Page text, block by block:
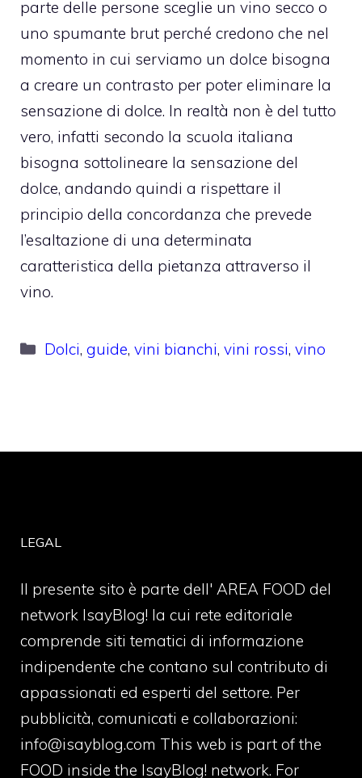
parte delle persone sceglie un vino secco o
uno spumante brut perché credono che nel
momento in cui serviamo un dolce bisogna
a creare un contrasto per poter eliminare la
sensazione di dolce. In realtà non è del tutto
vero, infatti secondo la scuola italiana
bisogna sottolineare la sensazione del
dolce, andando quindi a rispettare il
principio della concordanza che prevede
l’esaltazione di una determinata
caratteristica della pietanza attraverso il
vino.
Categorie
Dolci,guide,vini bianchi,vini rossi,vino
LEGAL
Il presente sito è parte dell' AREA FOOD del
network IsayBlog! la cui rete editoriale
comprende siti tematici di informazione
indipendente che contano sul contributo di
appassionati ed esperti del settore. Per
pubblicità, comunicati e collaborazioni:
info@isayblog.com This web is part of the
FOOD inside the IsayBlog! network. For